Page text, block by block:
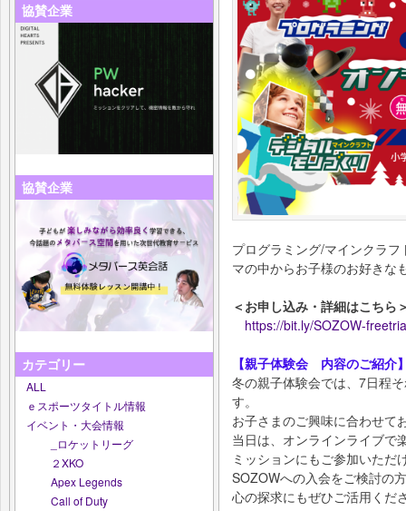
協賛企業
協賛企業
カテゴリー
ALL
ｅスポーツタイトル情報
イベント・大会情報
_ロケットリーグ
２XKO
Apex Legends
Call of Duty
プログラミング/マインクラ
マの中からお子様のお好きな
＜お申し込み・詳細はこちら
https://bit.ly/SOZOW-
【親子体験会 内容のご紹介
冬の親子体験会では、7日程
す。
お子さまのご興味に合わせて
当日は、オンラインライブで
ミッションにもご参加いただ
SOZOWへの入会をご検討の
心の探求にもぜひご活用くだ